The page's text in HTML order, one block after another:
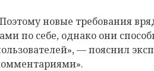
новые требования
по себе, однако они
— пояснил